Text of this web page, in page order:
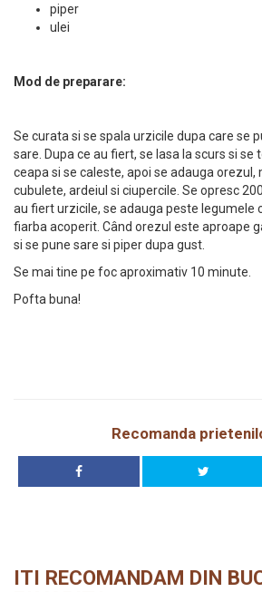
piper
ulei
Mod de preparare:
Se curata si se spala urzicile dupa care se
sare. Dupa ce au fiert, se lasa la scurs si se
ceapa si se caleste, apoi se adauga orezul,
cubulete, ardeiul si ciupercile. Se opresc
au fiert urzicile, se adauga peste legumele
fiarba acoperit. Când orezul este aproape
si se pune sare si piper dupa gust.
Se mai tine pe foc aproximativ 10 minute.
Pofta buna!
Recomanda
ITI RECOMANDAM DIN